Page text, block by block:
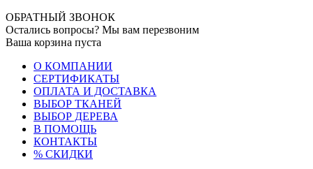
ОБРАТНЫЙ ЗВОНОК
Остались вопросы? Мы вам перезвоним
Ваша корзина пуста
О КОМПАНИИ
СЕРТИФИКАТЫ
ОПЛАТА И ДОСТАВКА
ВЫБОР ТКАНЕЙ
ВЫБОР ДЕРЕВА
В ПОМОЩЬ
КОНТАКТЫ
% СКИДКИ